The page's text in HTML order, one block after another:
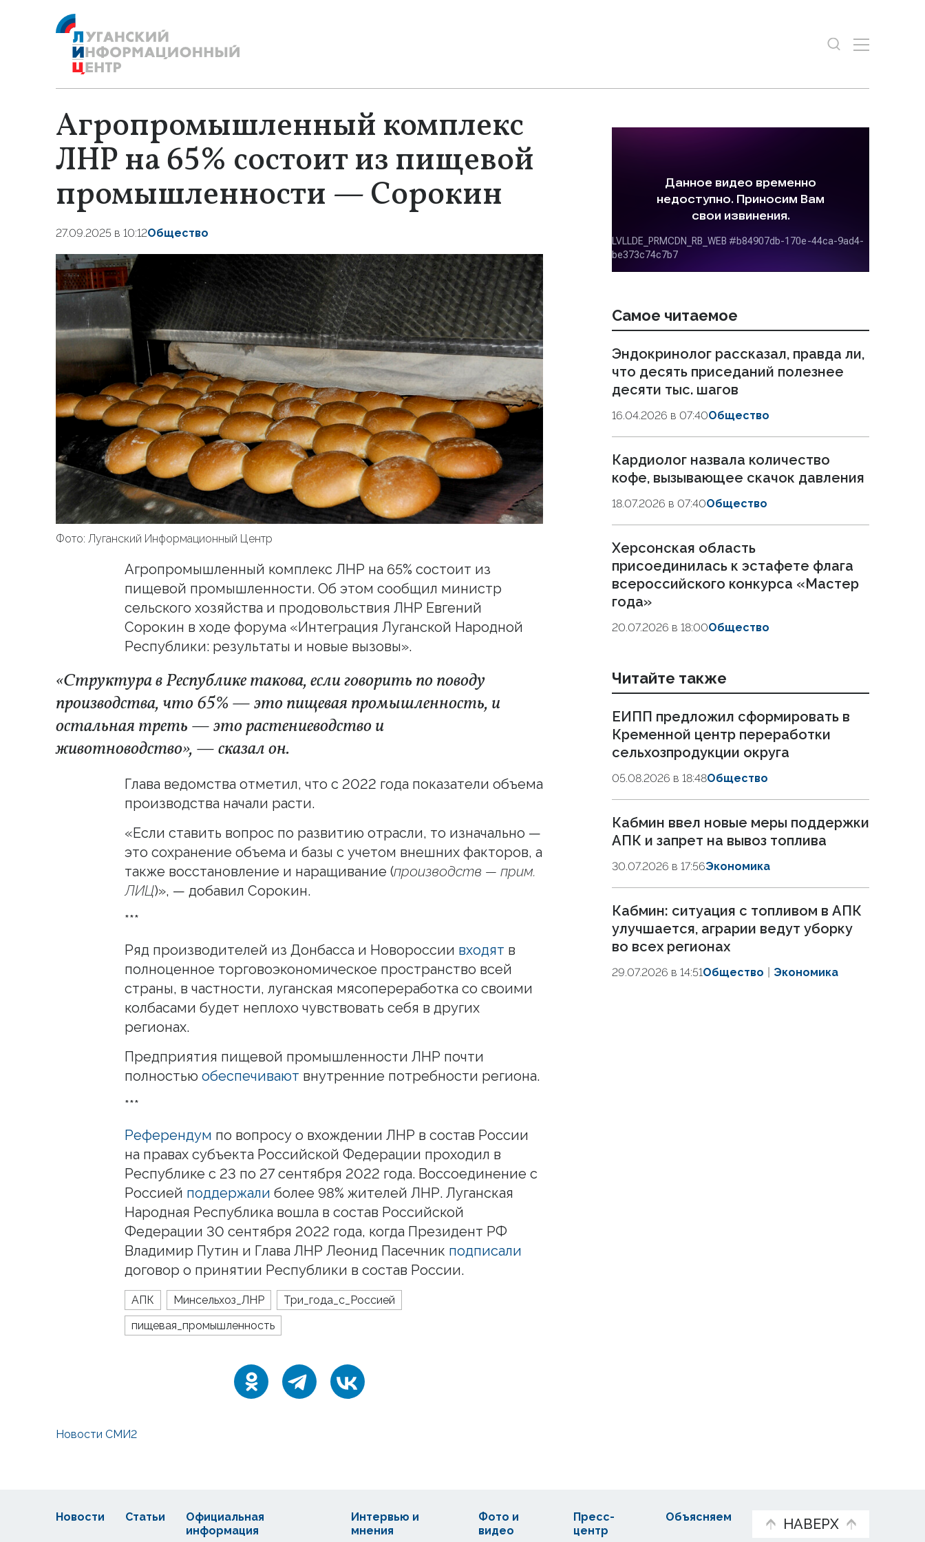
Агропромышленный комплекс
ЛНР на 65% состоит из пищевой
промышленности — Сорокин
27.09.2025 в 10:12Общество
Фото: Луганский Информационный Центр
Агропромышленный комплекс ЛНР на 65% состоит из
пищевой промышленности. Об этом сообщил министр
сельского хозяйства и продовольствия ЛНР Евгений
Сорокин в ходе форума «Интеграция Луганской Народной
Республики: результаты и новые вызовы».
«Структура в Республике такова, если говорить по поводу
производства, что 65% — это пищевая промышленность, и
остальная треть — это растениеводство и
животноводство», — сказал он.
Глава ведомства отметил, что с 2022 года показатели объема
производства начали расти.
«Если ставить вопрос по развитию отрасли, то изначально —
это сохранение объема и базы с учетом внешних факторов, а
также восстановление и наращивание (производств — прим.
ЛИЦ)», — добавил Сорокин.
***
Ряд производителей из Донбасса и Новороссии входят в
полноценное торговоэкономическое пространство всей
страны, в частности, луганская мясопереработка со своими
колбасами будет неплохо чувствовать себя в других
регионах.
Предприятия пищевой промышленности ЛНР почти
полностью обеспечивают внутренние потребности региона.
***
Референдум по вопросу о вхождении ЛНР в состав России
на правах субъекта Российской Федерации проходил в
Республике с 23 по 27 сентября 2022 года. Воссоединение с
Россией поддержали более 98% жителей ЛНР. Луганская
Народная Республика вошла в состав Российской
Федерации 30 сентября 2022 года, когда Президент РФ
Владимир Путин и Глава ЛНР Леонид Пасечник подписали
договор о принятии Республики в состав России.
АПК Минсельхоз_ЛНР
Три_года_с_Россией
пищевая_промышленность
Самое читаемое
Эндокринолог рассказал, правда ли,
что десять приседаний полезнее
десяти тыс. шагов
16.04.2026 в 07:40Общество
Кардиолог назвала количество
кофе, вызывающее скачок давления
18.07.2026 в 07:40Общество
Херсонская область
присоединилась к эстафете флага
всероссийского конкурса «Мастер
года»
20.07.2026 в 18:00Общество
Читайте также
ЕИПП предложил сформировать в
Кременной центр переработки
сельхозпродукции округа
05.08.2026 в 18:48Общество
Кабмин ввел новые меры поддержки
АПК и запрет на вывоз топлива
30.07.2026 в 17:56Экономика
Кабмин: ситуация с топливом в АПК
улучшается, аграрии ведут уборку
во всех регионах
29.07.2026 в 14:51Общество Экономика
Новости СМИ2
НАВЕРХ
Новости Статьи
Официальная
информация
Интервью и
мнения
Фото и
видео
Пресс-
центр
Объясняем